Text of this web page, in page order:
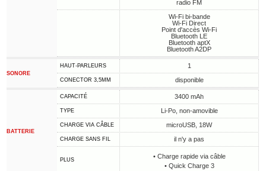
radio FM
Wi-Fi bi-bande
Wi-Fi Direct
Point d'accès Wi-Fi
Bluetooth LE
Bluetooth aptX
Bluetooth A2DP
SONORE
HAUT-PARLEURS 1
CONECTOR 3,5MM disponible
BATTERIE
CAPACITÉ 3400 mAh
TYPE Li-Po, non-amovible
CHARGE VIA CÂBLE microUSB, 18W
CHARGE SANS FIL il n'y a pas
PLUS
• Charge rapide via câble
• Quick Charge 3